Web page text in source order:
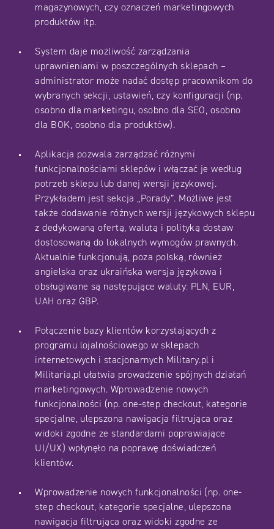
magazynowych, czy oznaczeń marketingowych
produktów itp.
System daje możliwość zarządzania
uprawnieniami w poszczególnych sklepach –
administrator może nadać dostęp pracownikom do
wybranych sekcji, ustawień, czy konfiguracji (np.
osobno dla marketingu, osobno dla SEO, osobno
dla BOK, osobno dla produktów).
Aplikacja pozwala zarządzać różnymi
funkcjonalnościami sklepów i włączać je według
potrzeb sklepu lub danej wersji językowej.
Przykładem jest sekcja „Porady”. Możliwe jest
także dodawanie różnych wersji językowych sklepu
z dedykowaną ofertą, walutą i polityką dostaw
dostosowaną do lokalnych wymogów prawnych.
Aktualnie funkcjonują, poza polską, również
angielska oraz ukraińska wersja językowa i
obsługiwane są następujące waluty: PLN, EUR,
UAH oraz GBP.
Połączenie bazy klientów korzystających z
programu lojalnościowego w sklepach
internetowych i stacjonarnych Military.pl i
Militaria.pl ułatwia prowadzenie spójnych działań
marketingowych. Wprowadzenie nowych
funkcjonalności (np. one-step checkout, kategorie
specjalne, ulepszona nawigacja filtrująca oraz
widoki zgodne ze standardami poprawiające
UI/UX) wpłynęło na poprawę doświadczeń
klientów.
Wprowadzenie nowych funkcjonalności (np. one-
step checkout, kategorie specjalne, ulepszona
nawigacja filtrująca oraz widoki zgodne ze